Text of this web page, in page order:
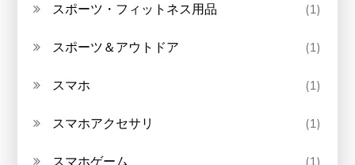
スポーツ・フィットネス用品 (1)
スポーツ＆アウトドア (1)
スマホ (1)
スマホアクセサリ (1)
スマホゲーム (1)